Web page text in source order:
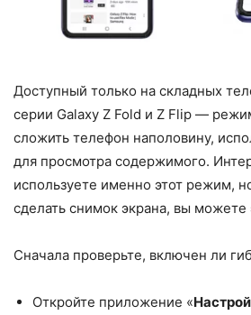
Доступный только на складных
серии Galaxy Z Fold и Z Flip —
сложить телефон наполовину,
для просмотра содержимого.
используете именно этот режим,
сделать снимок экрана, вы можете
Сначала проверьте, включен ли
Откройте приложение «